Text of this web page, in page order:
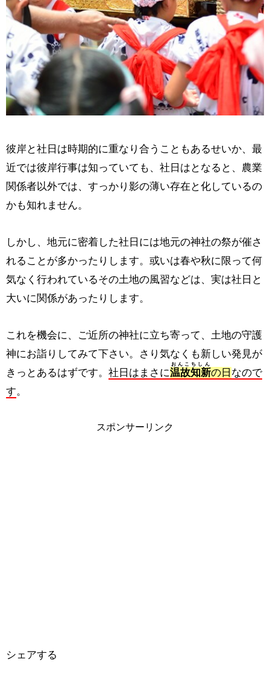
彼岸と社日は時期的に重なり合うこともあるせいか、最
近では彼岸行事は知っていても、社日はとなると、農業
関係者以外では、すっかり影の薄い存在と化しているの
かも知れません。
しかし、地元に密着した社日には地元の神社の祭が催さ
れることが多かったりします。或いは春や秋に限って何
気なく行われているその土地の風習などは、実は社日と
大いに関係があったりします。
これを機会に、ご近所の神社に立ち寄って、土地の守護
神にお詣りしてみて下さい。さり気なくも新しい発見が
きっとあるはずです。 社日はまさに温故知新
おんこちしん
の日 なので
す。
スポンサーリンク
シェアする